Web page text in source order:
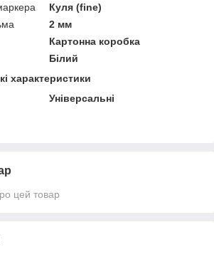
Куля (fine)
2 мм
Картонна коробка
Білий
характеристики
Універсальні
цей товар